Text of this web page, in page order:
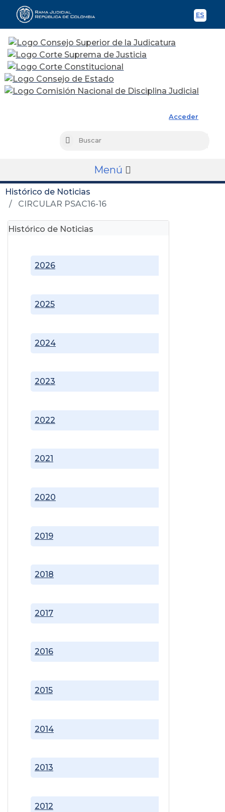
ES
Acceder
Buscar
Menú
Histórico de Noticias
CIRCULAR PSAC16-16
Histórico de Noticias
2012
2013
2014
2015
2016
2017
2018
2019
2020
2021
2022
2023
2024
2025
2026